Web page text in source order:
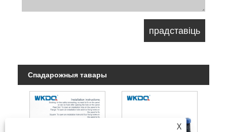
Спадарожныя тавары
X